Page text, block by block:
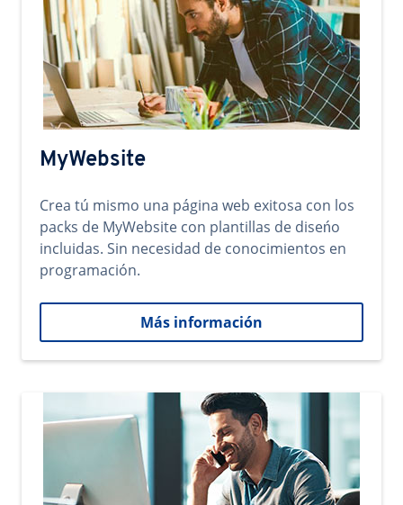
MyWebsite
Crea tú mismo una página web exitosa con los
packs de MyWebsite con plantillas de diseńo
incluidas. Sin necesidad de conocimientos en
programación.
Más información